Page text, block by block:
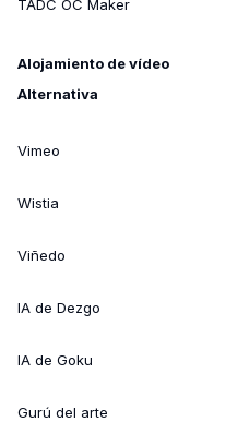
TADC OC Maker
Alojamiento de vídeo
Alternativa
Vimeo
Wistia
Viñedo
IA de Dezgo
IA de Goku
Gurú del arte